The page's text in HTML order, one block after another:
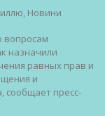
, Новини
вопросам
назначили
равных прав и
и
сообщает пресс-